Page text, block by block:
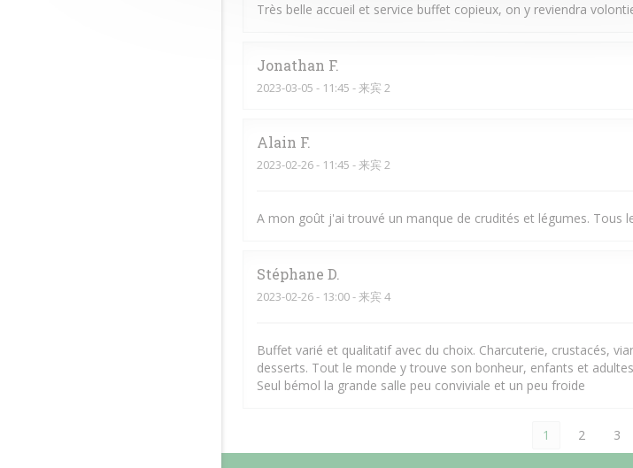
Très belle accueil et service buffet copieux, on y reviendra
Jonathan F
2023-03-05 - 11:45 - 来宾 2
Alain F
2023-02-26- 11:45 - 来宾 2
A mon goût j'ai trouvé un manque de crudités et légumes. Tous
Stéphane D
2023-02-26- 13:00 - 来宾 4
Buffet varié et qualitatif avec du choix. Charcuterie, crustacés,
desserts. Tout le monde y trouve son bonheur, enfants et
Seul bémol la grande salle peu conviviale et un peu froide
1 2 3